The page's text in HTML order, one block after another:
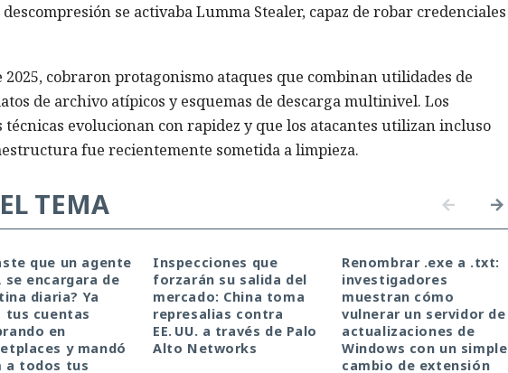
se activaba Lumma Stealer, capaz de robar credenciales
cobraron protagonismo ataques que combinan utilidades de
de archivo atípicos y esquemas de descarga multinivel. Los
técnicas evolucionan con rapidez y que los atacantes utilizan incluso
fue recientemente sometida a limpieza.
TEMA
que un agente
se encargara de
diaria? Ya
tus cuentas
en
y mandó
a todos tus
Inspecciones que
forzarán su salida del
mercado: China toma
represalias contra
EE. UU. a través de Palo
Alto Networks
Renombrar .exe a .txt:
investigadores
muestran cómo
vulnerar un servidor de
actualizaciones de
Windows con un simple
cambio de extensión